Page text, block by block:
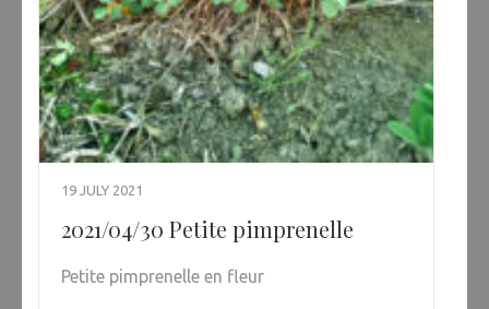
19 JULY 2021
2021/04/30 Petite pimprenelle
Petite pimprenelle en fleur